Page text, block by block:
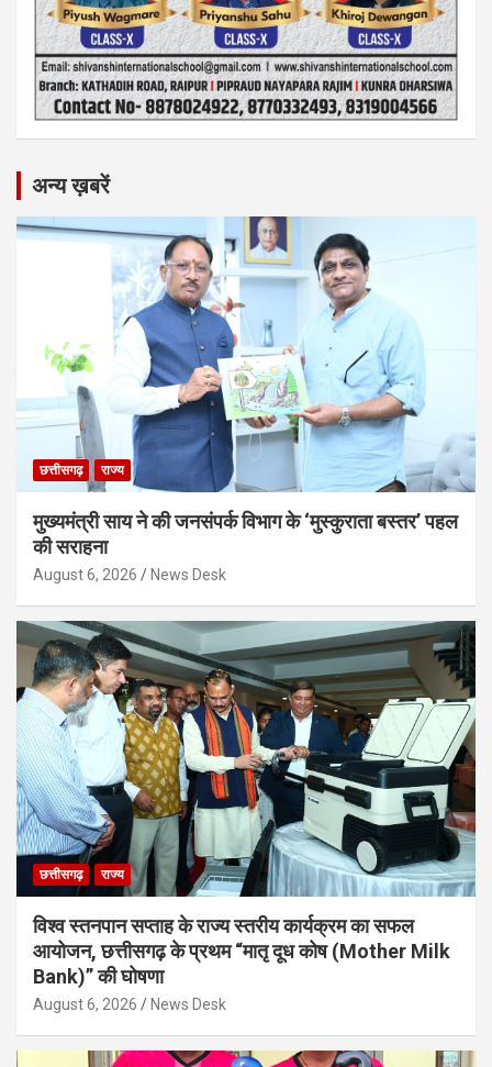
अन्य ख़बरें
छत्तीसगढ़ राज्य
मुख्यमंत्री साय ने की जनसंपर्क विभाग के ‘मुस्कुराता बस्तर’ पहल
की सराहना
August 6, 2026 News Desk
छत्तीसगढ़ राज्य
विश्व स्तनपान सप्ताह के राज्य स्तरीय कार्यक्रम का सफल
आयोजन, छत्तीसगढ़ के प्रथम “मातृ दूध कोष (Mother Milk
Bank)” की घोषणा
August 6, 2026 News Desk